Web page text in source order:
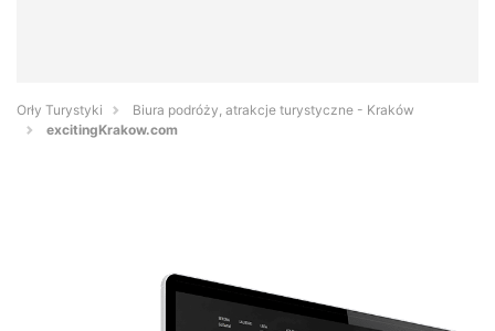
Orły Turystyki
Biura podróży, atrakcje turystyczne - Kraków
excitingKrakow.com